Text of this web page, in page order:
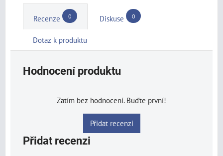
Recenze 0 Diskuse 0
Dotaz k produktu
Hodnocení produktu
Zatím bez hodnocení. Buďte první!
Přidat recenzi
Přidat recenzi